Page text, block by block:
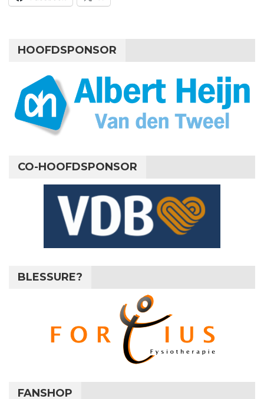
HOOFDSPONSOR
CO-HOOFDSPONSOR
BLESSURE?
FANSHOP